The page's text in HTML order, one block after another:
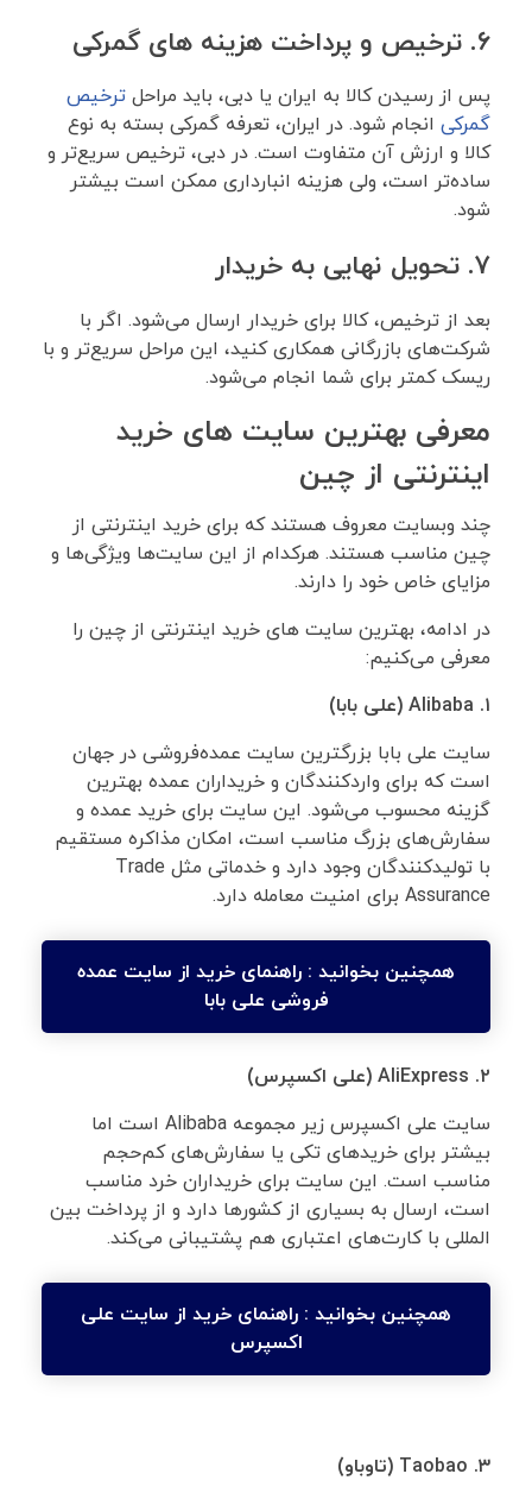
۶. ترخیص و پرداخت هزینه های گمرکی
پس از رسیدن کالا به ایران یا دبی، باید مراحل ترخیص
گمرکی انجام شود. در ایران، تعرفه گمرکی بسته به نوع
کالا و ارزش آن متفاوت است. در دبی، ترخیص سریع‌تر و
ساده‌تر است، ولی هزینه انبارداری ممکن است بیشتر
شود.
۷. تحویل نهایی به خریدار
بعد از ترخیص، کالا برای خریدار ارسال می‌شود. اگر با
شرکت‌های بازرگانی همکاری کنید، این مراحل سریع‌تر و با
ریسک کمتر برای شما انجام می‌شود.
معرفی بهترین سایت های خرید
اینترنتی از چین
چند وبسایت معروف هستند که برای خرید اینترنتی از
چین مناسب هستند. هرکدام از این سایت‌ها ویژگی‌ها و
مزایای خاص خود را دارند.
در ادامه، بهترین سایت های خرید اینترنتی از چین را
معرفی می‌کنیم:
۱. Alibaba (علی بابا)
سایت علی بابا بزرگترین سایت عمده‌فروشی در جهان
است که برای واردکنندگان و خریداران عمده بهترین
گزینه محسوب می‌شود. این سایت برای خرید عمده و
سفارش‌های بزرگ مناسب است، امکان مذاکره مستقیم
با تولیدکنندگان وجود دارد و خدماتی مثل Trade
Assurance برای امنیت معامله دارد.
همچنین بخوانید : راهنمای خرید از سایت عمده
فروشی علی بابا
۲. AliExpress (علی اکسپرس)
سایت علی اکسپرس زیر مجموعه Alibaba است اما
بیشتر برای خریدهای تکی یا سفارش‌های کم‌حجم
مناسب است. این سایت برای خریداران خرد مناسب
است، ارسال به بسیاری از کشورها دارد و از پرداخت بین
المللی با کارت‌های اعتباری هم پشتیبانی می‌کند.
همچنین بخوانید : راهنمای خرید از سایت علی
اکسپرس
۳. Taobao (تاوباو)